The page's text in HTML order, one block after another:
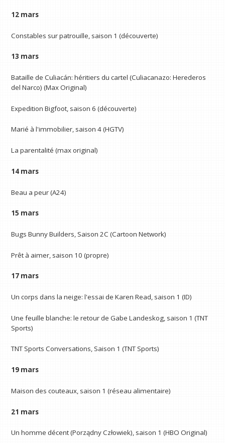
12 mars
Constables sur patrouille, saison 1 (découverte)
13 mars
Bataille de Culiacán: héritiers du cartel (Culiacanazo: Herederos
del Narco) (Max Original)
Expedition Bigfoot, saison 6 (découverte)
Marié à l'immobilier, saison 4 (HGTV)
La parentalité (max original)
14 mars
Beau a peur (A24)
15 mars
Bugs Bunny Builders, Saison 2C (Cartoon Network)
Prêt à aimer, saison 10 (propre)
17 mars
Un corps dans la neige: l'essai de Karen Read, saison 1 (ID)
Une feuille blanche: le retour de Gabe Landeskog, saison 1 (TNT
Sports)
TNT Sports Conversations, Saison 1 (TNT Sports)
19 mars
Maison des couteaux, saison 1 (réseau alimentaire)
21 mars
Un homme décent (Porządny Człowiek), saison 1 (HBO Original)